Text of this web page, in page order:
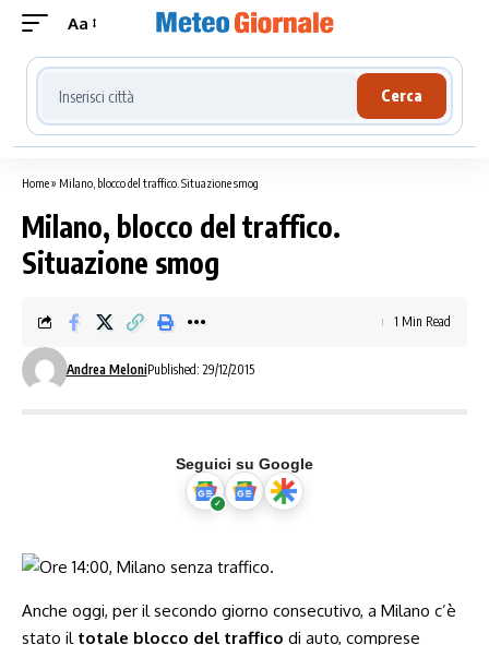
Aa
Cerca località meteo
Cerca
Home» Milano, blocco del traffico. Situazione smog
Milano, blocco del traffico.
Situazione smog
Andrea MeloniPublished: 29/12/2015
1 Min Read
Seguici su Google
Anche oggi, per il secondo giorno consecutivo, a Milano c’è
stato il totale blocco del traffico di auto, comprese